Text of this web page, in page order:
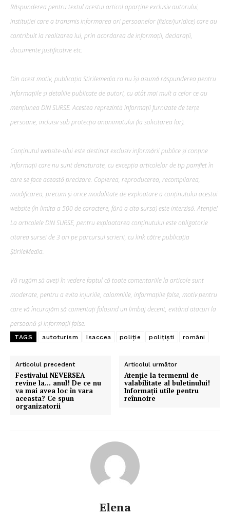
Răspunderea pentru textul acestui articol aparține exclusiv autorului,
instituției care a transmis informarea ori persoanelor (fizice/juridice) care au
contribuit la realizarea lui, prin acordarea de informații, declarații,
documente justificative etc.
Din acest motiv, publicația Stirilemedia.ro nu își asumă răspunderea pentru
informațiile și detaliile publicate de autori, cu atât mai mult a celor ce au
mențiunea DIN SURSE. Acestea reprezintă informații furnizate de terțe
persoane, incluisv sub protecția anonimatului (la solicitarea lor).
Conținutul website-ului este destinat exclusiv informării publice și conține
informații care nu sunt denaturate, cu excepția articolelor de tip pamflet în
care se face această precizare. Copierea, reproducerea, recompilarea,
modificarea, precum şi orice modalitate de exploatare a conținutului acestui
website (în limita a 500 de caractere, fără a cita sursa) este interzisă. Atenție!
La articolele DIN SURSE, pentru exploatarea conținutului este obligatorie
citarea sursei de 3 ori pe parcursul scrierii, cu link către publicația
ȘtirileMedia.
Vă rugăm să aveți în vedere faptul că toate comentariile la articole sunt
moderate, pentru a evita injuriile, calomniile, informațiile false, motiv pentru
care vă încurajăm să comentați folosind un limbaj decent, evitând atacuri la
persoană și informații false.
TAGS autoturism Isaccea poliție polițiști români
Articolul precedent
Festivalul NEVERSEA
revine la… anul! De ce nu
va mai avea loc în vara
aceasta? Ce spun
organizatorii
Articolul următor
Atenție la termenul de
valabilitate al buletinului!
Informații utile pentru
reînnoire
Elena